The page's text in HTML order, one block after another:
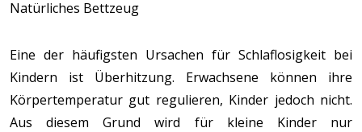
Natürliches Bettzeug
Eine der häufigsten Ursachen für Schlaflosigkeit bei
Kindern ist Überhitzung. Erwachsene können ihre
Körpertemperatur gut regulieren, Kinder jedoch nicht.
Aus diesem Grund wird für kleine Kinder nur